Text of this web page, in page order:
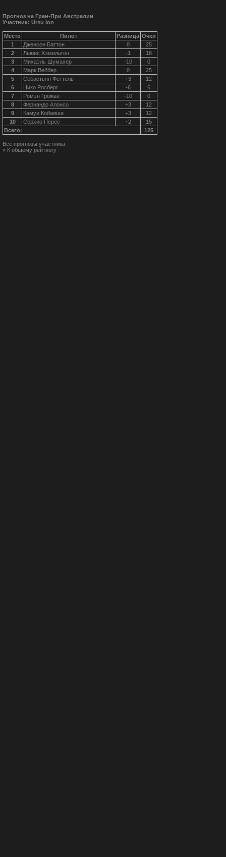
Прогноз на Гран-При Австралии
Участник: Ursu Ion
Место Пилот Разница Очки
1
Дженсон Баттон 0
25
2
Льюис Хэмильтон -1
18
3
Михаэль Шумахер -10
0
4
Марк Веббер 0
25
5
Себастьян Феттель +3
12
6
Нико Росберг -6
6
7
Ромэн Грожан -10
0
8
Фернандо Алонсо +3
12
9
Камуи Кобаяши +3
12
10
Серхио Перес +2
15
Всего:
125
Все прогнозы участника
« К общему рейтингу